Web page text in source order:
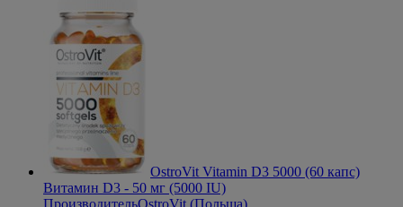
OstroVit Vitamin D3 5000 (60 капс)
Витамин D3 - 50 мг (5000 IU)